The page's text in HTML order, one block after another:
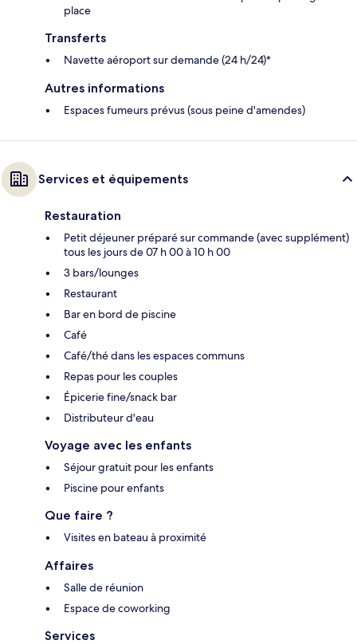
place
Transferts
Navette aéroport sur demande (24 h/24)*
Autres informations
Espaces fumeurs prévus (sous peine d'amendes)
Services et équipements
Restauration
Petit déjeuner préparé sur commande (avec supplément)
tous les jours de 07 h 00 à 10 h 00
3 bars/lounges
Restaurant
Bar en bord de piscine
Café
Café/thé dans les espaces communs
Repas pour les couples
Épicerie fine/snack bar
Distributeur d'eau
Voyage avec les enfants
Séjour gratuit pour les enfants
Piscine pour enfants
Que faire ?
Visites en bateau à proximité
Affaires
Salle de réunion
Espace de coworking
Services